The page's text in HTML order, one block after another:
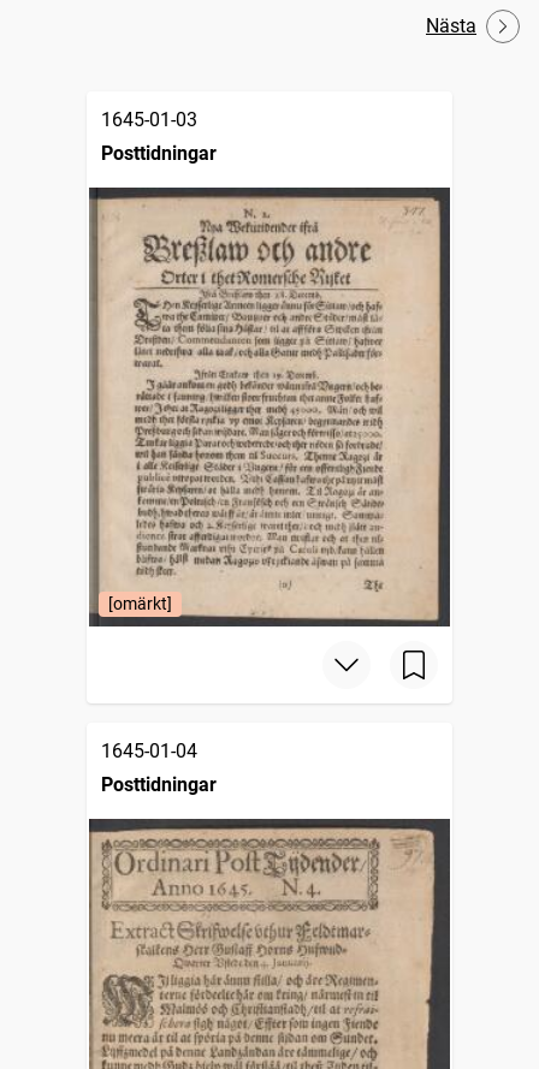
Nästa
1645-01-03
Posttidningar
[omärkt]
1645-01-04
Posttidningar